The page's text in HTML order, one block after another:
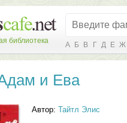
библиотека А Б В Г Д Е Ж
и Ева
Автор: Тайтл Элис